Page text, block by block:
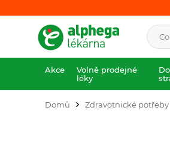
Akce
Volně prodejné
léky
Domů Zdravotnické potřeby